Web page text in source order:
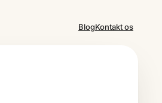
BlogKontakt os